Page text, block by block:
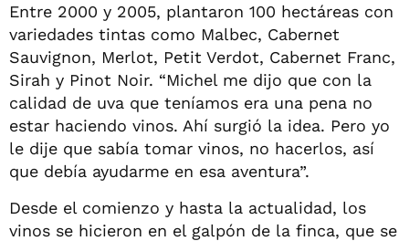
Entre 2000 y 2005, plantaron 100 hectáreas con
variedades tintas como Malbec, Cabernet
Sauvignon, Merlot, Petit Verdot, Cabernet Franc,
Sirah y Pinot Noir. “Michel me dijo que con la
calidad de uva que teníamos era una pena no
estar haciendo vinos. Ahí surgió la idea. Pero yo
le dije que sabía tomar vinos, no hacerlos, así
que debía ayudarme en esa aventura”.
Desde el comienzo y hasta la actualidad, los
vinos se hicieron en el galpón de la finca, que se